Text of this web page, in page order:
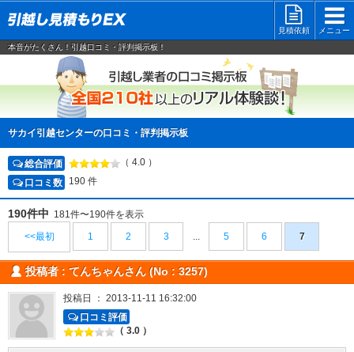
見積依頼
メニュー
本音がたくさん！引越口コミ・評判掲示板！
サカイ引越センターの口コミ・評判掲示板
総合評価
（ 4.0 ）
口コミ数
190 件
190件中 181件〜190件を表示
<<最初
1 2 3 5 6 7
投稿者 : てんちゃんさん (No : 3257)
投稿日 ： 2013-11-11 16:32:00
口コミ評価
（ 3.0 ）